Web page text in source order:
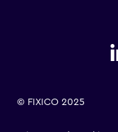
© FIXICO 2025